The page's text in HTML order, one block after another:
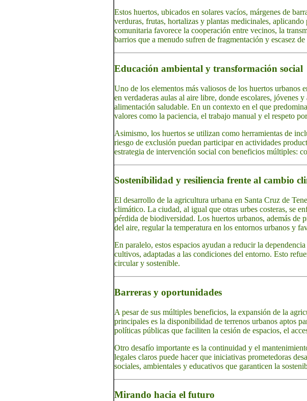
Estos huertos, ubicados en solares vacíos, márgenes de
verduras, frutas, hortalizas y plantas medicinales,
comunitaria favorece la cooperación entre vecinos, la
barrios que a menudo sufren de fragmentación y escasez de
Educación ambiental y transformación social
Uno de los elementos más valiosos de los huertos urbanos
en verdaderas aulas al aire libre, donde escolares, jóvenes
alimentación saludable. En un contexto en el que
valores como la paciencia, el trabajo manual y el respeto
Asimismo, los huertos se utilizan como herramientas de
riesgo de exclusión puedan participar en actividades
estrategia de intervención social con beneficios múltiples:
Sostenibilidad y resiliencia frente al cambio
El desarrollo de la agricultura urbana en Santa Cruz de
climático. La ciudad, al igual que otras urbes costeras, se
pérdida de biodiversidad. Los huertos urbanos, además
del aire, regular la temperatura en los entornos urbanos y
En paralelo, estos espacios ayudan a reducir la
cultivos, adaptadas a las condiciones del entorno. Esto
circular y sostenible.
Barreras y oportunidades
A pesar de sus múltiples beneficios, la expansión de la
principales es la disponibilidad de terrenos urbanos aptos
políticas públicas que faciliten la cesión de espacios, el
Otro desafío importante es la continuidad y el
legales claros puede hacer que iniciativas prometedoras
sociales, ambientales y educativos que garanticen la
Mirando hacia el futuro